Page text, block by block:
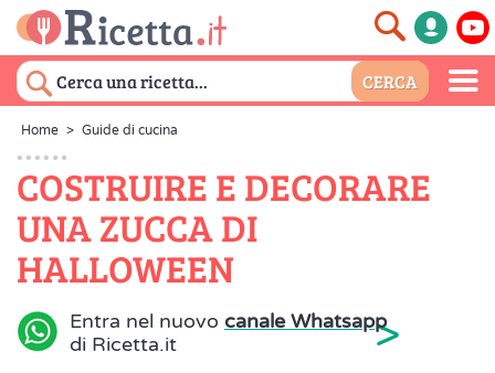
Home > Guide di cucina
COSTRUIRE E DECORARE
UNA ZUCCA DI
HALLOWEEN
Entra nel nuovo canale Whatsapp
di Ricetta.it
>